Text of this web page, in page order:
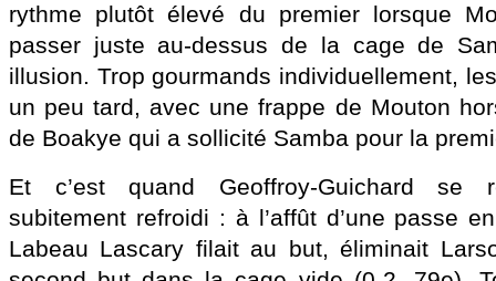
rythme plutôt élevé du premier lorsque
passer juste au-dessus de la cage de
illusion. Trop gourmands individuellement,
un peu tard, avec une frappe de Mouton
de Boakye qui a sollicité Samba pour la
Et c’est quand Geoffroy-Guichard se
subitement refroidi : à l’affût d’une passe
Labeau Lascary filait au but, éliminait